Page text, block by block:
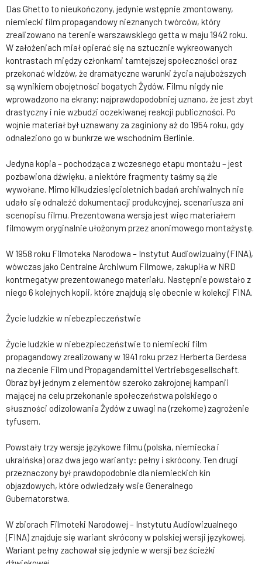
Das Ghetto to nieukończony, jedynie wstępnie zmontowany,
niemiecki film propagandowy nieznanych twórców, który
zrealizowano na terenie warszawskiego getta w maju 1942 roku.
W założeniach miał opierać się na sztucznie wykreowanych
kontrastach między członkami tamtejszej społeczności oraz
przekonać widzów, że dramatyczne warunki życia najuboższych
są wynikiem obojętności bogatych Żydów. Filmu nigdy nie
wprowadzono na ekrany; najprawdopodobniej uznano, że jest zbyt
drastyczny i nie wzbudzi oczekiwanej reakcji publiczności. Po
wojnie materiał był uznawany za zaginiony aż do 1954 roku, gdy
odnaleziono go w bunkrze we wschodnim Berlinie.
Jedyna kopia – pochodząca z wczesnego etapu montażu – jest
pozbawiona dźwięku, a niektóre fragmenty taśmy są źle
wywołane. Mimo kilkudziesięcioletnich badań archiwalnych nie
udało się odnaleźć dokumentacji produkcyjnej, scenariusza ani
scenopisu filmu. Prezentowana wersja jest więc materiałem
filmowym oryginalnie ułożonym przez anonimowego montażystę.
W 1958 roku Filmoteka Narodowa – Instytut Audiowizualny (FINA),
wówczas jako Centralne Archiwum Filmowe, zakupiła w NRD
kontrnegatyw prezentowanego materiału. Następnie powstało z
niego 6 kolejnych kopii, które znajdują się obecnie w kolekcji FINA.
Życie ludzkie w niebezpieczeństwie
Życie ludzkie w niebezpieczeństwie to niemiecki film
propagandowy zrealizowany w 1941 roku przez Herberta Gerdesa
na zlecenie Film und Propagandamittel Vertriebsgesellschaft.
Obraz był jednym z elementów szeroko zakrojonej kampanii
mającej na celu przekonanie społeczeństwa polskiego o
słuszności odizolowania Żydów z uwagi na (rzekome) zagrożenie
tyfusem.
Powstały trzy wersje językowe filmu (polska, niemiecka i
ukraińska) oraz dwa jego warianty: pełny i skrócony. Ten drugi
przeznaczony był prawdopodobnie dla niemieckich kin
objazdowych, które odwiedzały wsie Generalnego
Gubernatorstwa.
W zbiorach Filmoteki Narodowej – Instytutu Audiowizualnego
(FINA) znajduje się wariant skrócony w polskiej wersji językowej.
Wariant pełny zachował się jedynie w wersji bez ścieżki